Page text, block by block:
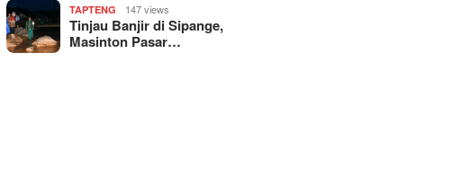
TAPTENG 147 views
Tinjau Banjir di Sipange,
Masinton Pasar…